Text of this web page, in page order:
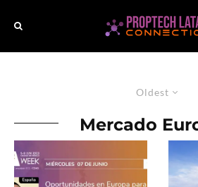
Oldest
Mercado